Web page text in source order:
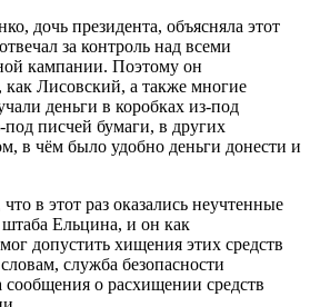
дочь президента, объясняла этот
за контроль над всеми
кампании. Поэтому он
Лисовский, а также многие
деньги в коробках из-под
под писчей бумаги, в других
в чём было удобно деньги донести и
в этот раз оказались неучтенные
штаба Ельцина, и он как
допустить хищения этих средств
служба безопасности
сообщения о расхищении средств